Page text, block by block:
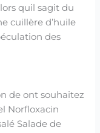
quil sagit du
cuillère d’huile
des
de ont souhaitez
Norfloxacin
Salade de